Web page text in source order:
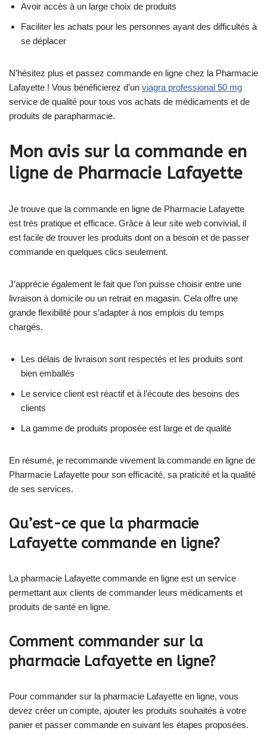
Avoir accès à un large choix de produits
Faciliter les achats pour les personnes ayant des difficultés à
se déplacer
N’hésitez plus et passez commande en ligne chez la Pharmacie
Lafayette ! Vous bénéficierez d’un viagra professional 50 mg
service de qualité pour tous vos achats de médicaments et de
produits de parapharmacie.
Mon avis sur la commande en
ligne de Pharmacie Lafayette
Je trouve que la commande en ligne de Pharmacie Lafayette
est très pratique et efficace. Grâce à leur site web convivial, il
est facile de trouver les produits dont on a besoin et de passer
commande en quelques clics seulement.
J’apprécie également le fait que l’on puisse choisir entre une
livraison à domicile ou un retrait en magasin. Cela offre une
grande flexibilité pour s’adapter à nos emplois du temps
chargés.
Les délais de livraison sont respectés et les produits sont
bien emballés
Le service client est réactif et à l’écoute des besoins des
clients
La gamme de produits proposée est large et de qualité
En résumé, je recommande vivement la commande en ligne de
Pharmacie Lafayette pour son efficacité, sa praticité et la qualité
de ses services.
Qu’est-ce que la pharmacie
Lafayette commande en ligne?
La pharmacie Lafayette commande en ligne est un service
permettant aux clients de commander leurs médicaments et
produits de santé en ligne.
Comment commander sur la
pharmacie Lafayette en ligne?
Pour commander sur la pharmacie Lafayette en ligne, vous
devez créer un compte, ajouter les produits souhaités à votre
panier et passer commande en suivant les étapes proposées.